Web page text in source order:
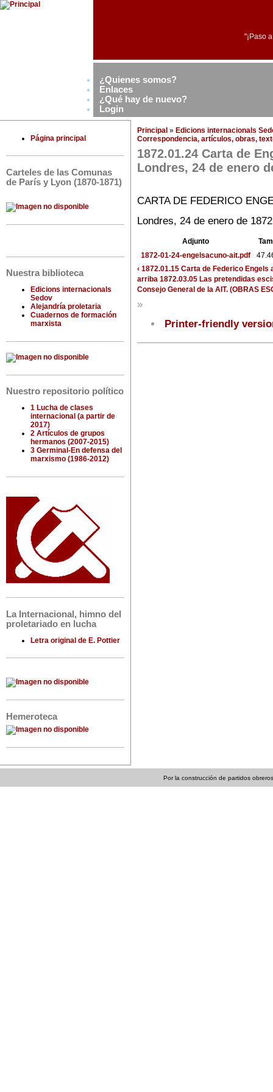
"¡Paso
¿Quienes somos?
Enlaces
¿Qué hay de nuevo?
Login
Página principal
Carteles de las Comunas
de París y Lyon (1870-1871)
Nuestra biblioteca
Edicions internacionals
Sedov
Alejandría proletaria
Cuadernos de formación
marxista
Nuestro repositorio político
1 Lucha de clases
internacional (a partir de
2017)
2 Artículos de grupos
hermanos (2007-2015)
3 Germinal-En defensa del
marxismo (1986-2012)
La Internacional, himno del
proletariado en lucha
Letra original de E. Pottier
Hemeroteca
Principal » Edicions internacionals
Correspondencia, artículos, obras,
1872.01.24 Carta de
Londres, 24 de enero
CARTA DE FEDERICO
Londres, 24 de enero de 1872
Adjunto
1872-01-24-engelsacuno-ait.pdf
‹ 1872.01.15 Carta de Federico
arriba 1872.03.05 Las pretendidas
Consejo General de la AIT. (OBRAS
»
Printer-friendly
Por la construcción de partidos